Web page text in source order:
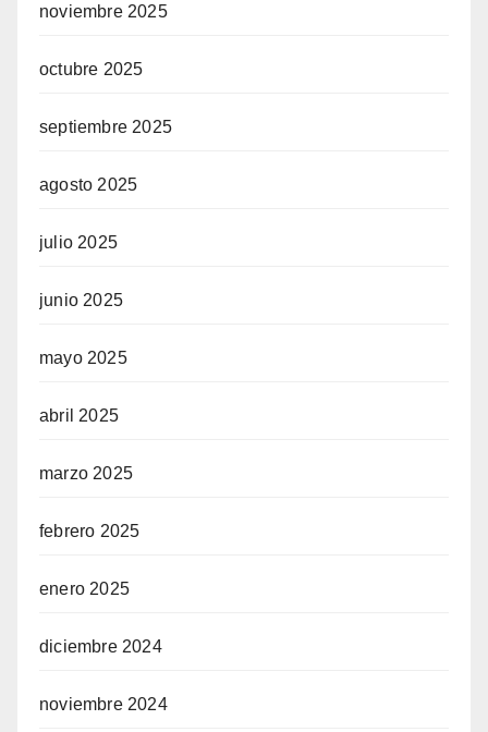
noviembre 2025
octubre 2025
septiembre 2025
agosto 2025
julio 2025
junio 2025
mayo 2025
abril 2025
marzo 2025
febrero 2025
enero 2025
diciembre 2024
noviembre 2024